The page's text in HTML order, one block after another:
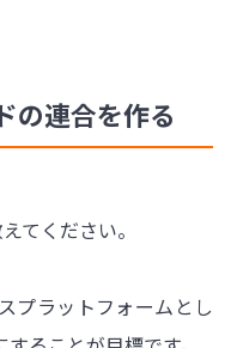
の連合を作る
てください。
プラットフォームとし